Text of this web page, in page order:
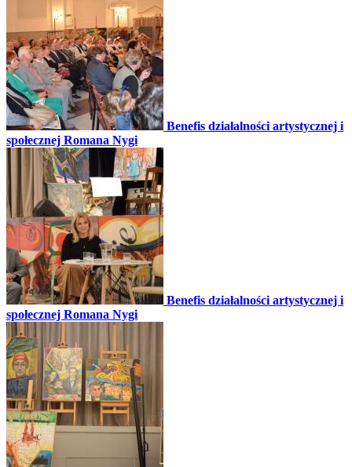
Benefis działalności artystycznej i
społecznej Romana Nygi
Benefis działalności artystycznej i
społecznej Romana Nygi